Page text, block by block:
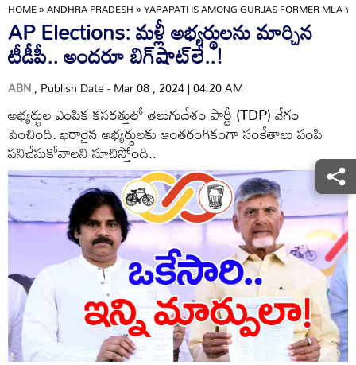
HOME»ANDHRA PRADESH»YARAPATI IS AMONG GURJAS FORMER MLA
AP Elections: మళ్లీ అభ్యర్థులను మార్చిన
టీడీపీ.. అందరూ బిగ్‌షాట్‌లే..!
ABN, Publish Date - Mar 08 , 2024 | 04:20 AM
అభ్యర్థుల ఎంపిక కసరత్తులో తెలుగుదేశం పార్టీ (TDP) వేగం
పెంచింది. ఖరారైన అభ్యర్థులకు ఆంతరంగికంగా సంకేతాలు పంపి
పనిచేసుకోవాలని సూచిస్తోంది..